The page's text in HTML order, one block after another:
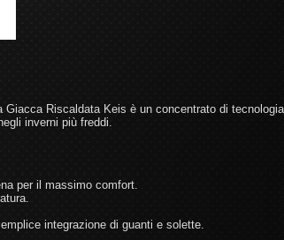
Giacca Riscaldata Keis è un concentrato di
inverni più freddi.
per il massimo comfort.
integrazione di guanti e solette.